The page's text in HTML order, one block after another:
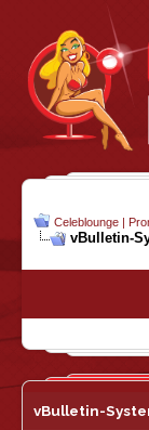
Celeblounge |
vBulletin-
vBulletin-